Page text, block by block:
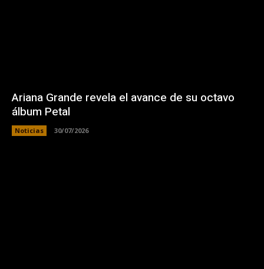
Ariana Grande revela el avance de su octavo
álbum Petal
Noticias 30/07/2026